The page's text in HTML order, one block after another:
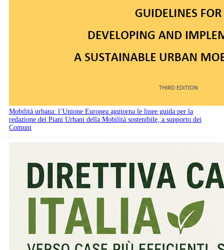
Mobilità urbana: l’Unione Europea aggiorna le linee guida per la
redazione dei Piani Urbani della Mobilità sostenibile, a supporto dei
Comuni